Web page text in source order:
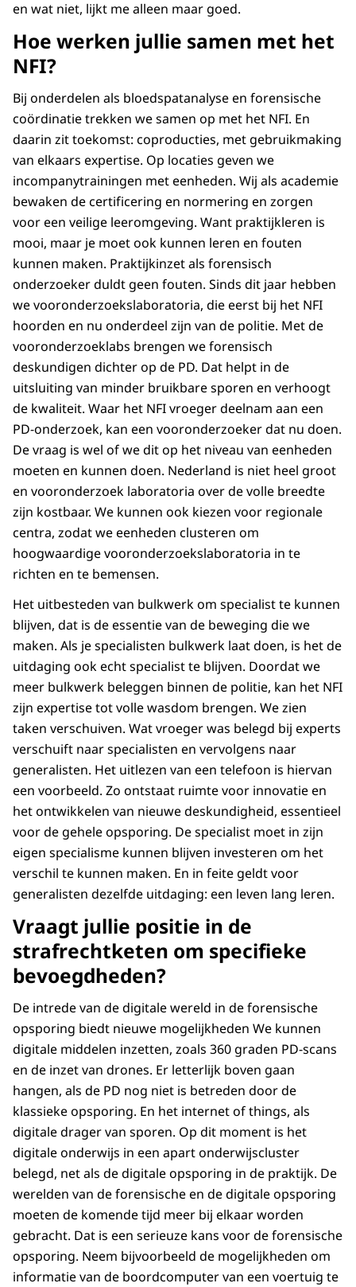
en wat niet, lijkt me alleen maar goed.
Hoe werken jullie samen met het
NFI?
Bij onderdelen als bloedspatanalyse en forensische
coördinatie trekken we samen op met het NFI. En
daarin zit toekomst: coproducties, met gebruikmaking
van elkaars expertise. Op locaties geven we
incompanytrainingen met eenheden. Wij als academie
bewaken de certificering en normering en zorgen
voor een veilige leeromgeving. Want praktijkleren is
mooi, maar je moet ook kunnen leren en fouten
kunnen maken. Praktijkinzet als forensisch
onderzoeker duldt geen fouten. Sinds dit jaar hebben
we vooronderzoekslaboratoria, die eerst bij het NFI
hoorden en nu onderdeel zijn van de politie. Met de
vooronderzoeklabs brengen we forensisch
deskundigen dichter op de PD. Dat helpt in de
uitsluiting van minder bruikbare sporen en verhoogt
de kwaliteit. Waar het NFI vroeger deelnam aan een
PD-onderzoek, kan een vooronderzoeker dat nu doen.
De vraag is wel of we dit op het niveau van eenheden
moeten en kunnen doen. Nederland is niet heel groot
en vooronderzoek laboratoria over de volle breedte
zijn kostbaar. We kunnen ook kiezen voor regionale
centra, zodat we eenheden clusteren om
hoogwaardige vooronderzoekslaboratoria in te
richten en te bemensen.
Het uitbesteden van bulkwerk om specialist te kunnen
blijven, dat is de essentie van de beweging die we
maken. Als je specialisten bulkwerk laat doen, is het de
uitdaging ook echt specialist te blijven. Doordat we
meer bulkwerk beleggen binnen de politie, kan het NFI
zijn expertise tot volle wasdom brengen. We zien
taken verschuiven. Wat vroeger was belegd bij experts
verschuift naar specialisten en vervolgens naar
generalisten. Het uitlezen van een telefoon is hiervan
een voorbeeld. Zo ontstaat ruimte voor innovatie en
het ontwikkelen van nieuwe deskundigheid, essentieel
voor de gehele opsporing. De specialist moet in zijn
eigen specialisme kunnen blijven investeren om het
verschil te kunnen maken. En in feite geldt voor
generalisten dezelfde uitdaging: een leven lang leren.
Vraagt jullie positie in de
strafrechtketen om specifieke
bevoegdheden?
De intrede van de digitale wereld in de forensische
opsporing biedt nieuwe mogelijkheden We kunnen
digitale middelen inzetten, zoals 360 graden PD-scans
en de inzet van drones. Er letterlijk boven gaan
hangen, als de PD nog niet is betreden door de
klassieke opsporing. En het internet of things, als
digitale drager van sporen. Op dit moment is het
digitale onderwijs in een apart onderwijscluster
belegd, net als de digitale opsporing in de praktijk. De
werelden van de forensische en de digitale opsporing
moeten de komende tijd meer bij elkaar worden
gebracht. Dat is een serieuze kans voor de forensische
opsporing. Neem bijvoorbeeld de mogelijkheden om
informatie van de boordcomputer van een voertuig te